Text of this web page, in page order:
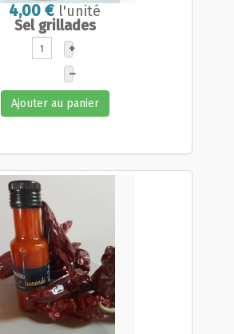
4,00 € l'unité
Sel grillades
+
–
Ajouter au panier